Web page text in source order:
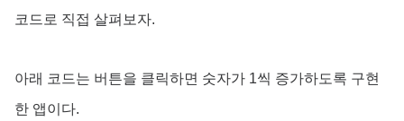
코드로 직접 살펴보자.
아래 코드는 버튼을 클릭하면 숫자가 1씩 증가하도록 구현
한 앱이다.